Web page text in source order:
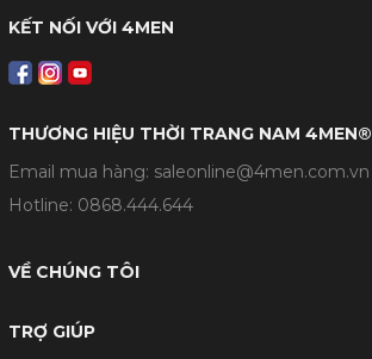
KẾT NỐI VỚI 4MEN
THƯƠNG HIỆU THỜI TRANG NAM 4MEN®
Email mua hàng: saleonline@4men.com.vn
Hotline: 0868.444.644
VỀ CHÚNG TÔI
TRỢ GIÚP